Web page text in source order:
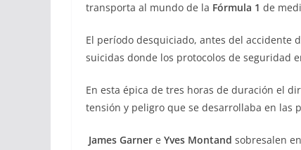
transporta al mundo de la Fórmula 1 de
El período desquiciado, antes del accidente
suicidas donde los protocolos de seguridad
En esta épica de tres horas de duración el
tensión y peligro que se desarrollaba en las
James Garner e Yves Montand sobresalen